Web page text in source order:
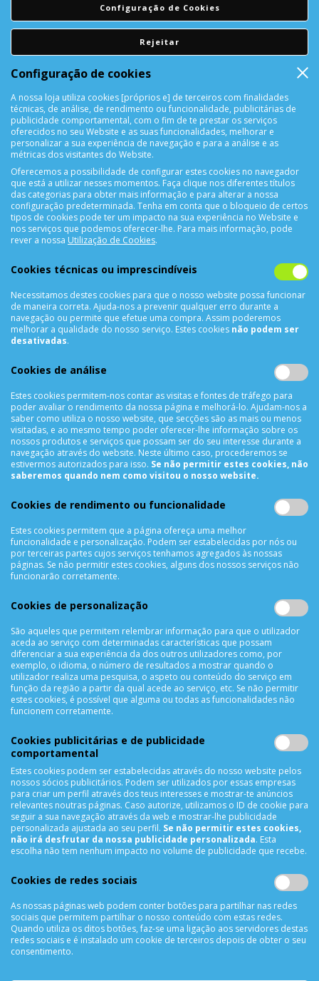
Consulte aqui a sua reparação
DEVOLUÇÕES
Devolução Garantida!
SUPORTE ONLINE
CONTACTOS
4450-042 Matosinhos Portugal
comercial@cellrepair.pt
vendas@cellrepair.pt
229 380 496 Chamada para a rede fixa nacional
910991733
Segunda a Sexta das 10h00 às 19h00
Sábado das 9h00 às 13h00
INFORMAÇÕES
Termos & Condições
Política de Privacidade
Trocas & Devoluções
Métodos de Pagamento
Resolução de Litígios
Livro de reclamações
APOIO AO CLIENTE
Criar Conta
As Minhas Encomendas
Lista de Desejos
Solicitar uma Devolução
Expedição
Utilização de Cookies
NEWSLETTER
REDES SOCIAIS
Configuração de Cookies
Rejeitar
Configuração de cookies
A nossa loja utiliza cookies [próprios e] de terceiros com finalidades
técnicas, de análise, de rendimento ou funcionalidade, publicitárias de
publicidade comportamental, com o fim de te prestar os serviços
oferecidos no seu Website e as suas funcionalidades, melhorar e
personalizar a sua experiência de navegação e para a análise e as
métricas dos visitantes do Website.
Oferecemos a possibilidade de configurar estes cookies no navegador
que está a utilizar nesses momentos. Faça clique nos diferentes títulos
das categorias para obter mais informação e para alterar a nossa
configuração predeterminada. Tenha em conta que o bloqueio de certos
tipos de cookies pode ter um impacto na sua experiência no Website e
nos serviços que podemos oferecer-lhe. Para mais informação, pode
rever a nossa Utilização de Cookies.
Cookies técnicas ou imprescindíveis
Necessitamos destes cookies para que o nosso website possa funcionar
de maneira correta. Ajuda-nos a prevenir qualquer erro durante a
navegação ou permite que efetue uma compra. Assim poderemos
melhorar a qualidade do nosso serviço. Estes cookies não podem ser
desativadas.
Cookies de análise
Estes cookies permitem-nos contar as visitas e fontes de tráfego para
poder avaliar o rendimento da nossa página e melhorá-lo. Ajudam-nos a
saber como utiliza o nosso website, que secções são as mais ou menos
visitadas, e ao mesmo tempo poder oferecer-lhe informação sobre os
nossos produtos e serviços que possam ser do seu interesse durante a
navegação através do website. Neste último caso, procederemos se
estivermos autorizados para isso. Se não permitir estes cookies, não
saberemos quando nem como visitou o nosso website.
Cookies de rendimento ou funcionalidade
Estes cookies permitem que a página ofereça uma melhor
funcionalidade e personalização. Podem ser estabelecidas por nós ou
por terceiras partes cujos serviços tenhamos agregados às nossas
páginas. Se não permitir estes cookies, alguns dos nossos serviços não
funcionarão corretamente.
Cookies de personalização
São aqueles que permitem relembrar informação para que o utilizador
aceda ao serviço com determinadas características que possam
diferenciar a sua experiência da dos outros utilizadores como, por
exemplo, o idioma, o número de resultados a mostrar quando o
utilizador realiza uma pesquisa, o aspeto ou conteúdo do serviço em
função da região a partir da qual acede ao serviço, etc. Se não permitir
estes cookies, é possível que alguma ou todas as funcionalidades não
funcionem corretamente.
Cookies publicitárias e de publicidade
comportamental
Estes cookies podem ser estabelecidas através do nosso website pelos
nossos sócios publicitários. Podem ser utilizados por essas empresas
para criar um perfil através dos teus interesses e mostrar-te anúncios
relevantes noutras páginas. Caso autorize, utilizamos o ID de cookie para
seguir a sua navegação através da web e mostrar-lhe publicidade
personalizada ajustada ao seu perfil. Se não permitir estes cookies,
não irá desfrutar da nossa publicidade personalizada. Esta
escolha não tem nenhum impacto no volume de publicidade que recebe.
Cookies de redes sociais
As nossas páginas web podem conter botões para partilhar nas redes
sociais que permitem partilhar o nosso conteúdo com estas redes.
Quando utiliza os ditos botões, faz-se uma ligação aos servidores destas
redes sociais e é instalado um cookie de terceiros depois de obter o seu
consentimento.